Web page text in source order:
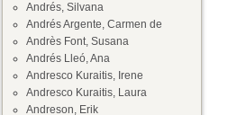
Andrés, Silvana
Andrés Argente, Carmen de
Andrès Font, Susana
Andrés Lleó, Ana
Andresco Kuraitis, Irene
Andresco Kuraitis, Laura
Andreson, Erik